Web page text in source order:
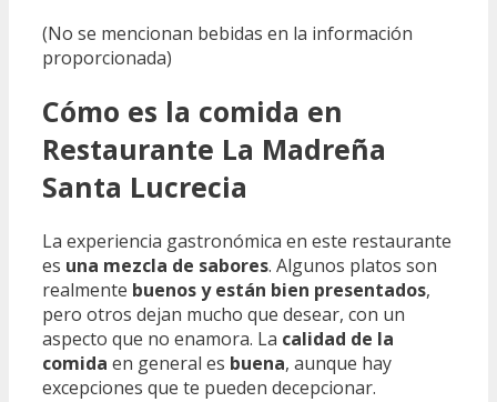
(No se mencionan bebidas en la información
proporcionada)
Cómo es la comida en
Restaurante La Madreña
Santa Lucrecia
La experiencia gastronómica en este restaurante
es una mezcla de sabores. Algunos platos son
realmente buenos y están bien presentados,
pero otros dejan mucho que desear, con un
aspecto que no enamora. La calidad de la
comida en general es buena, aunque hay
excepciones que te pueden decepcionar.